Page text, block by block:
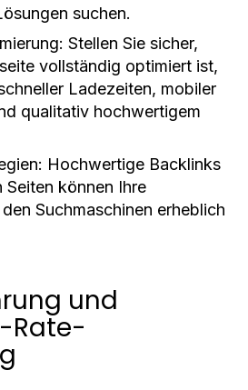
suchen.
Stellen Sie sicher,
vollständig optimiert ist,
Ladezeiten, mobiler
qualitativ hochwertigem
Hochwertige Backlinks
Seiten können Ihre
Suchmaschinen erheblich
und
Rate-